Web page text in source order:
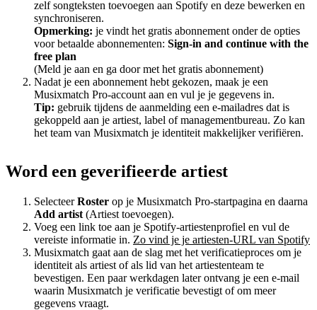
zelf songteksten toevoegen aan Spotify en deze bewerken en
synchroniseren.
Opmerking: je vindt het gratis abonnement onder de opties
voor betaalde abonnementen: Sign-in and continue with the
free plan
(Meld je aan en ga door met het gratis abonnement)
Nadat je een abonnement hebt gekozen, maak je een
Musixmatch Pro-account aan en vul je je gegevens in.
Tip: gebruik tijdens de aanmelding een e-mailadres dat is
gekoppeld aan je artiest, label of managementbureau. Zo kan
het team van Musixmatch je identiteit makkelijker verifiëren.
Word een geverifieerde artiest
SelecteerRoster op je Musixmatch Pro-startpagina en daarna
Add artist (Artiest toevoegen).
Voeg een link toe aan je Spotify-artiestenprofiel en vul de
vereiste informatie in. Zo vind je je artiesten-URL van Spotify
Musixmatch gaat aan de slag met het verificatieproces om je
identiteit als artiest of als lid van het artiestenteam te
bevestigen. Een paar werkdagen later ontvang je een e-mail
waarin Musixmatch je verificatie bevestigt of om meer
gegevens vraagt.